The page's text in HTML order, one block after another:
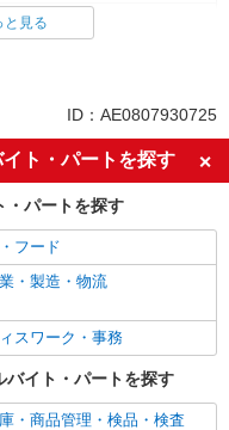
険あり
と見る
ID：AE0807930725
ト・パートを探す
・パートを探す
フード
・製造・物流
スワーク・事務
バイト・パートを探す
・商品管理・検品・検査